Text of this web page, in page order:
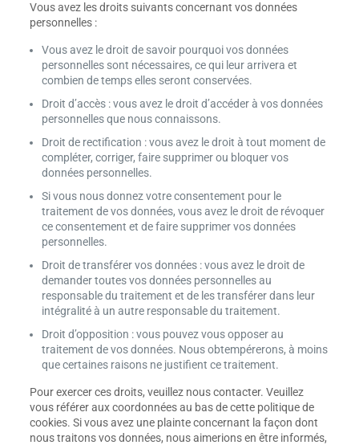
Vous avez les droits suivants concernant vos données
personnelles :
Vous avez le droit de savoir pourquoi vos données
personnelles sont nécessaires, ce qui leur arrivera et
combien de temps elles seront conservées.
Droit d’accès : vous avez le droit d’accéder à vos données
personnelles que nous connaissons.
Droit de rectification : vous avez le droit à tout moment de
compléter, corriger, faire supprimer ou bloquer vos
données personnelles.
Si vous nous donnez votre consentement pour le
traitement de vos données, vous avez le droit de révoquer
ce consentement et de faire supprimer vos données
personnelles.
Droit de transférer vos données : vous avez le droit de
demander toutes vos données personnelles au
responsable du traitement et de les transférer dans leur
intégralité à un autre responsable du traitement.
Droit d’opposition : vous pouvez vous opposer au
traitement de vos données. Nous obtempérerons, à moins
que certaines raisons ne justifient ce traitement.
Pour exercer ces droits, veuillez nous contacter. Veuillez
vous référer aux coordonnées au bas de cette politique de
cookies. Si vous avez une plainte concernant la façon dont
nous traitons vos données, nous aimerions en être informés,